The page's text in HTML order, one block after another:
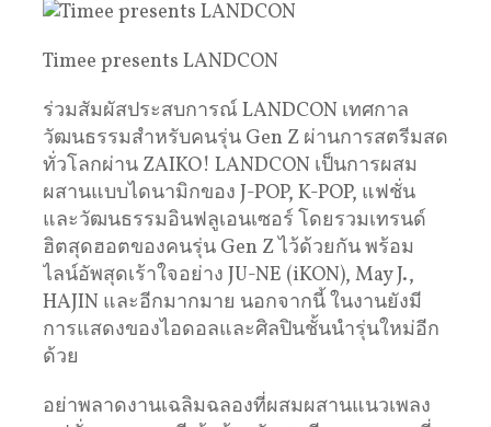
Timee presents LANDCON
ร่วมสัมผัสประสบการณ์ LANDCON เทศกาล
วัฒนธรรมสำหรับคนรุ่น Gen Z ผ่านการสตรีมสด
ทั่วโลกผ่าน ZAIKO! LANDCON เป็นการผสม
ผสานแบบไดนามิกของ J-POP, K-POP, แฟชั่น
และวัฒนธรรมอินฟลูเอนเซอร์ โดยรวมเทรนด์
ฮิตสุดฮอตของคนรุ่น Gen Z ไว้ด้วยกัน พร้อม
ไลน์อัพสุดเร้าใจอย่าง JU-NE (iKON), May J.,
HAJIN และอีกมากมาย นอกจากนี้ ในงานยังมี
การแสดงของไอดอลและศิลปินชั้นนำรุ่นใหม่อีก
ด้วย
อย่าพลาดงานเฉลิมฉลองที่ผสมผสานแนวเพลง